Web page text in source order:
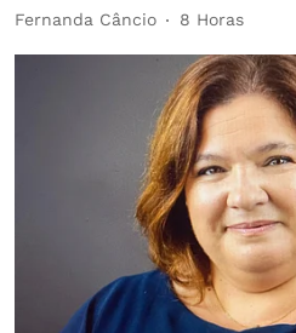
Fernanda Câncio 8 Horas